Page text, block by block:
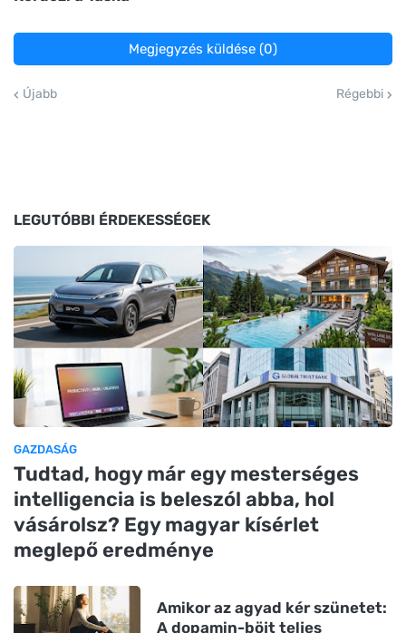
Megjegyzés küldése (0)
Újabb Régebbi
LEGUTÓBBI ÉRDEKESSÉGEK
GAZDASÁG
Tudtad, hogy már egy mesterséges
intelligencia is beleszól abba, hol
vásárolsz? Egy magyar kísérlet
meglepő eredménye
Amikor az agyad kér szünetet:
A dopamin-böjt teljes